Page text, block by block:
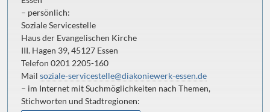
– persönlich:
Soziale Servicestelle
Haus der Evangelischen Kirche
III. Hagen 39, 45127 Essen
Telefon 0201 2205-160
Mailsoziale-servicestelle@diakoniewerk-essen.de
– im Internet mit Suchmöglichkeiten nach Themen,
Stichworten und Stadtregionen: